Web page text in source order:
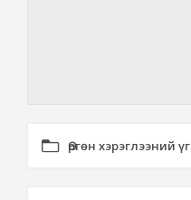
Өргөн хэрэглээний үг